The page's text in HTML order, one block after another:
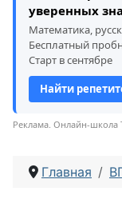
уверенных
Математика,
Бесплатный
Старт в сентябре
Найти
Реклама. Онлайн-школа
Главная